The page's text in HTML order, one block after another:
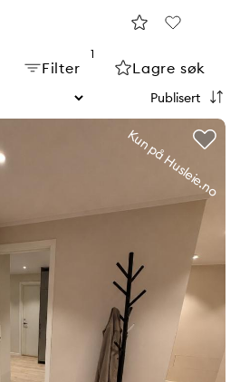
Lagrede
søk
Filter
1
Lagre søk
Kun på Husleie.no